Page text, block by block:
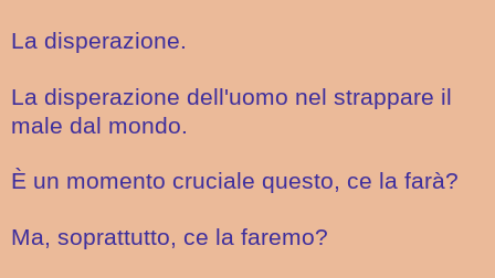
La disperazione.
La disperazione dell'uomo nel strappare il
male dal mondo.
È un momento cruciale questo, ce la farà?
Ma, soprattutto, ce la faremo?